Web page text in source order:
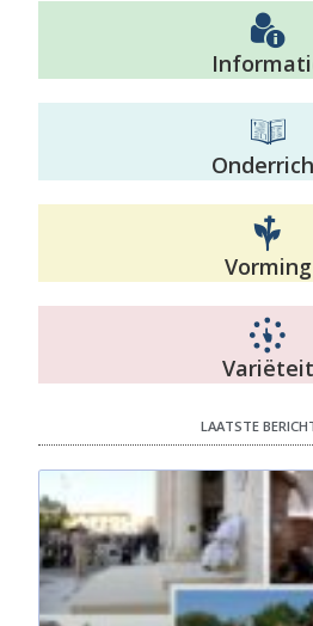
Vorming
Variëteit
LAATSTE